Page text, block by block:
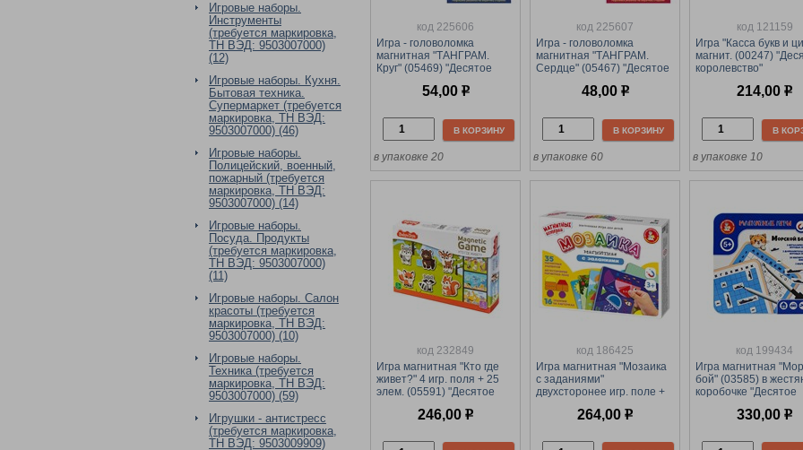
Игровые наборы.
Инструменты
(требуется маркировка,
ТН ВЭД: 9503007000)
(12)
Игровые наборы. Кухня.
Бытовая техника.
Супермаркет (требуется
маркировка, ТН ВЭД:
9503007000) (46)
Игровые наборы.
Полицейский, военный,
пожарный (требуется
маркировка, ТН ВЭД:
9503007000) (14)
Игровые наборы.
Посуда. Продукты
(требуется маркировка,
ТН ВЭД: 9503007000)
(11)
Игровые наборы. Салон
красоты (требуется
маркировка, ТН ВЭД:
9503007000) (10)
Игровые наборы.
Техника (требуется
маркировка, ТН ВЭД:
9503007000) (59)
Игрушки - антистресс
(требуется маркировка,
ТН ВЭД: 9503009909)
код 225606
Игра - головоломка
магнитная "ТАНГРАМ.
Круг" (05469) "Десятое
54,00 р
В КОРЗИНУ
в упаковке 20
код 225607
Игра - головоломка
магнитная "ТАНГРАМ.
Сердце" (05467) "Десятое
48,00 р
В КОРЗИНУ
в упаковке 60
код 121159
Игра "Касса букв и
магнит. (00247)
королевство"
214,00 р
В
в упаковке 10
код 232849
Игра магнитная "Кто где
живет?" 4 игр. поля + 25
элем. (05591) "Десятое
246,00 р
код 186425
Игра магнитная "Мозаика
с заданиями"
двухсторонее игр. поле +
заданиями (04116)
264,00 р
код 199434
Игра магнитная
бой" (03585) в
коробочке "Десятое
330,00 р